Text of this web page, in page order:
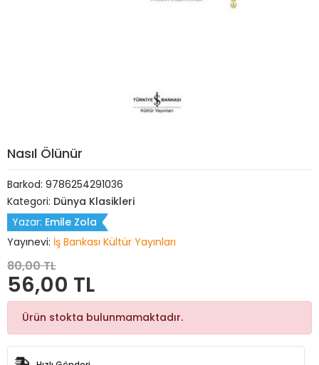
Nasıl Ölünür
Barkod: 9786254291036
Kategori: Dünya Klasikleri
Yazar: Emile Zola
Yayınevi: İş Bankası Kültür Yayınları
80,00 TL
56,00 TL
Ürün stokta bulunmamaktadır.